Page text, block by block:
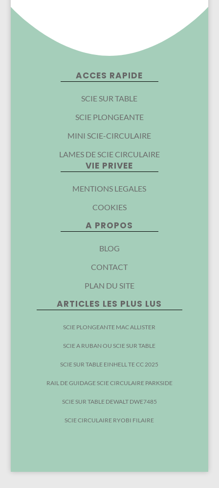
ACCES RAPIDE
SCIE SUR TABLE
SCIE PLONGEANTE
MINI SCIE-CIRCULAIRE
LAMES DE SCIE CIRCULAIRE
VIE PRIVEE
MENTIONS LEGALES
COOKIES
A PROPOS
BLOG
CONTACT
PLAN DU SITE
ARTICLES LES PLUS LUS
SCIE PLONGEANTE MAC ALLISTER
SCIE A RUBAN OU SCIE SUR TABLE
SCIE SUR TABLE EINHELL TE CC 2025
RAIL DE GUIDAGE SCIE CIRCULAIRE PARKSIDE
SCIE SUR TABLE DEWALT DWE7485
SCIE CIRCULAIRE RYOBI FILAIRE